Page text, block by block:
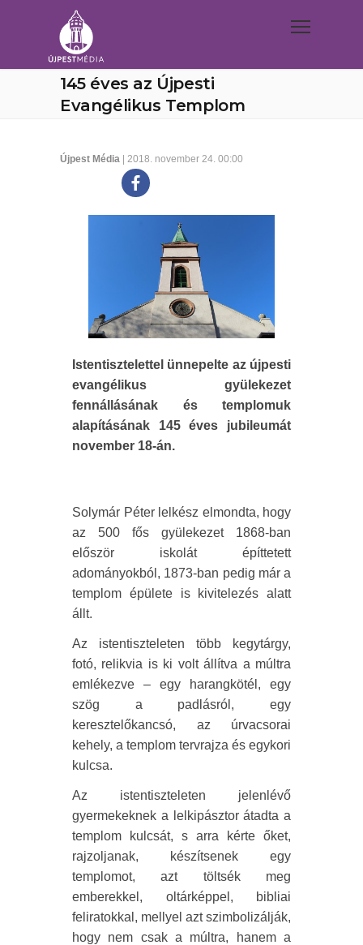
145 éves az Újpesti
Evangélikus Templom
Újpest Média | 2018. november 24. 00:00
Istentisztelettel ünnepelte az újpesti
evangélikus gyülekezet
fennállásának és templomuk
alapításának 145 éves jubileumát
november 18-án.
Solymár Péter lelkész elmondta, hogy
az 500 fős gyülekezet 1868-ban
először iskolát építtetett
adományokból, 1873-ban pedig már a
templom épülete is kivitelezés alatt
állt.
Az istentiszteleten több kegytárgy,
fotó, relikvia is ki volt állítva a múltra
emlékezve – egy harangkötél, egy
szög a padlásról, egy
keresztelőkancsó, az úrvacsorai
kehely, a templom tervrajza és egykori
kulcsa.
Az istentiszteleten jelenlévő
gyermekeknek a lelkipásztor átadta a
templom kulcsát, s arra kérte őket,
rajzoljanak, készítsenek egy
templomot, azt töltsék meg
emberekkel, oltárképpel, bibliai
feliratokkal, mellyel azt szimbolizálják,
hogy nem csak a múltra, hanem a